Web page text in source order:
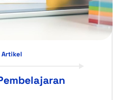
Artikel